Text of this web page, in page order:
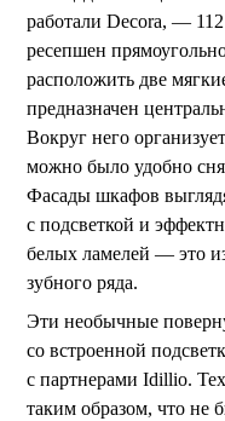
работали Decora, —
ресепшен
расположить две
предназначен
Вокруг него
можно было удобно
Фасады шкафов
с подсветкой и
белых ламелей — это
зубного ряда.
Эти необычные
со встроенной
с партнерами Idillio.
таким образом, что не